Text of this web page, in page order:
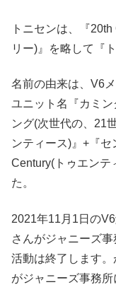
トニセンは、『
リー)』を略して『
名前の由来は、V6
ユニット名『カミン
ング(次世代の、21
ンティース)』+『
Century(トゥエンテ
た。
2021年11月1日の
さんがジャニーズ
活動は終了します
がジャニーズ事務